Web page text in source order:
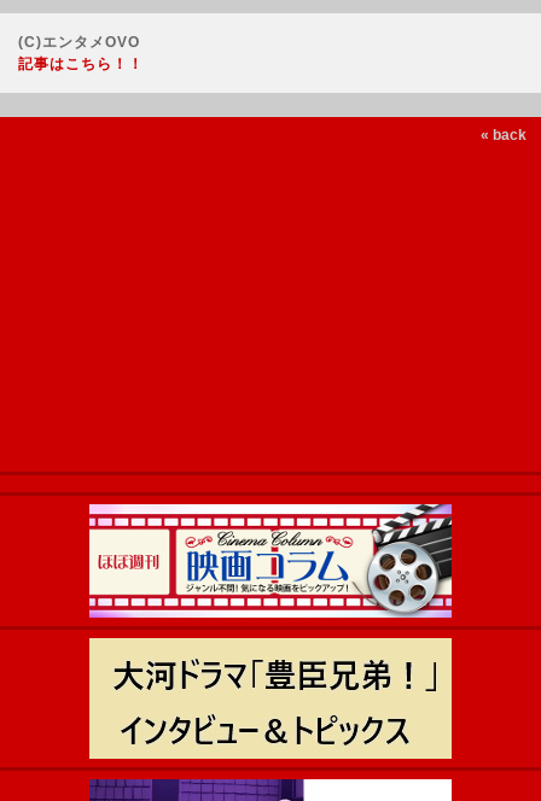
(C)エンタメOVO
記事はこちら！！
« back